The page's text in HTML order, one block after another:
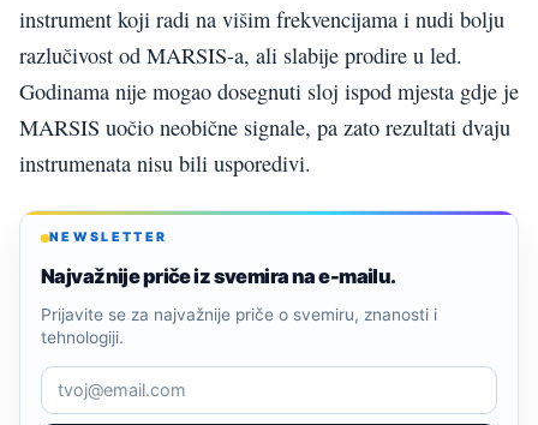
instrument koji radi na višim frekvencijama i nudi bolju
razlučivost od MARSIS-a, ali slabije prodire u led.
Godinama nije mogao dosegnuti sloj ispod mjesta gdje je
MARSIS uočio neobične signale, pa zato rezultati dvaju
instrumenata nisu bili usporedivi.
NEWSLETTER
Najvažnije priče iz svemira na e-mailu.
Prijavite se za najvažnije priče o svemiru, znanosti i
tehnologiji.